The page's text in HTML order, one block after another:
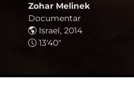
Zohar Melinek
Documentar
Israel, 2014
13'40"